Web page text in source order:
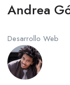
Andrea
Desarrollo Web